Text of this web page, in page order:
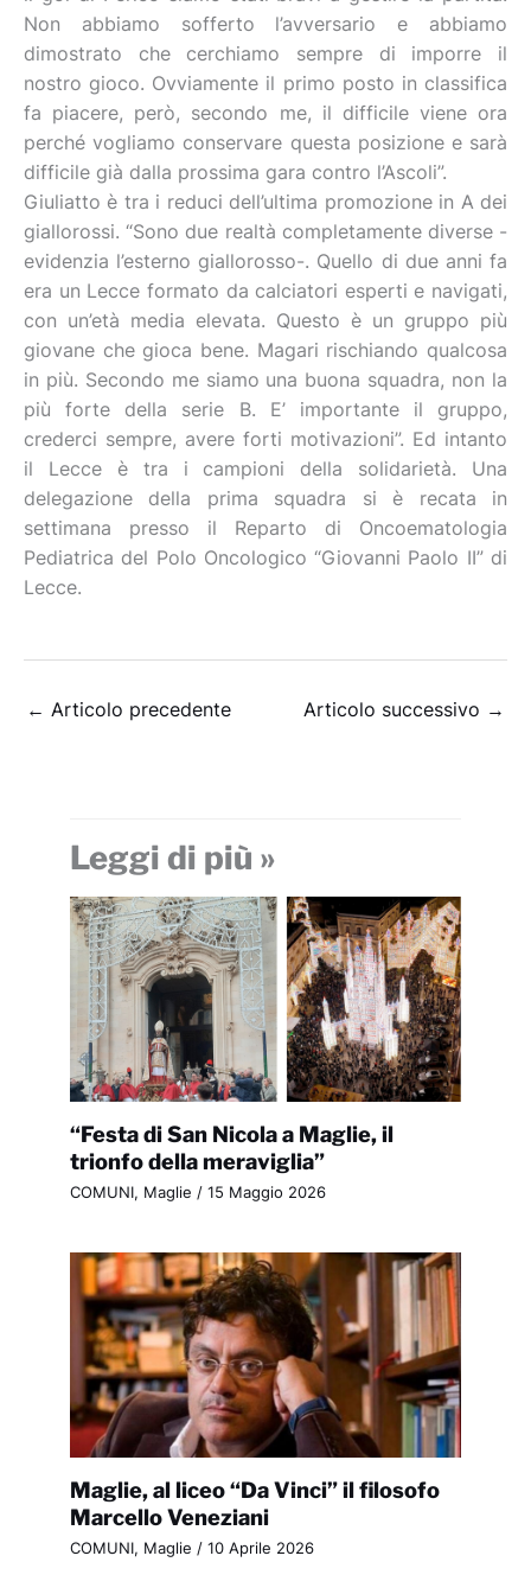
Non abbiamo sofferto l’avversario e abbiamo
dimostrato che cerchiamo sempre di imporre il
nostro gioco. Ovviamente il primo posto in classifica
fa piacere, però, secondo me, il difficile viene ora
perché vogliamo conservare questa posizione e sarà
difficile già dalla prossima gara contro l’Ascoli”.
Giuliatto è tra i reduci dell’ultima promozione in A dei
giallorossi. “Sono due realtà completamente diverse -
evidenzia l’esterno giallorosso-. Quello di due anni fa
era un Lecce formato da calciatori esperti e navigati,
con un’età media elevata. Questo è un gruppo più
giovane che gioca bene. Magari rischiando qualcosa
in più. Secondo me siamo una buona squadra, non la
più forte della serie B. E’ importante il gruppo,
crederci sempre, avere forti motivazioni”. Ed intanto
il Lecce è tra i campioni della solidarietà. Una
delegazione della prima squadra si è recata in
settimana presso il Reparto di Oncoematologia
Pediatrica del Polo Oncologico “Giovanni Paolo II” di
Lecce.
← Articolo precedente Articolo successivo →
Leggi di più »
“Festa di San Nicola a Maglie, il
trionfo della meraviglia”
COMUNI, Maglie / 15 Maggio 2026
Maglie, al liceo “Da Vinci” il filosofo
Marcello Veneziani
COMUNI, Maglie / 10 Aprile 2026